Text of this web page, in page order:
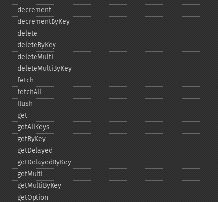
decrement
decrementByKey
delete
deleteByKey
deleteMulti
deleteMultiByKey
fetch
fetchAll
flush
get
getAllKeys
getByKey
getDelayed
getDelayedByKey
getMulti
getMultiByKey
getOption